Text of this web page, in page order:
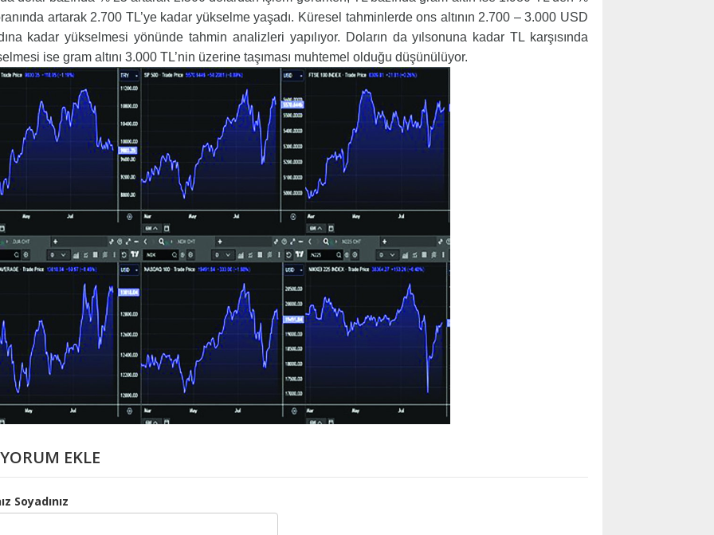
artarak 2.700 TL’ye kadar yükselme yaşadı. Küresel tahminlerde ons altının 2.700 – 3.000 USD
kadar yükselmesi yönünde tahmin analizleri yapılıyor. Doların da yılsonuna kadar TL karşısında
ise gram altını 3.000 TL’nin üzerine taşıması muhtemel olduğu düşünülüyor.
YORUM EKLE
Soyadınız